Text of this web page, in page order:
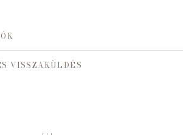
VISSZAKÜLDÉS